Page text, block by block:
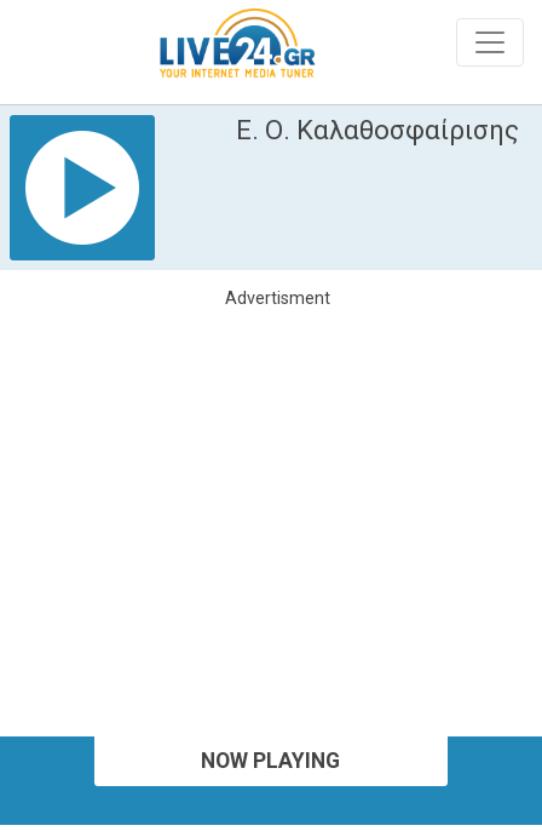
Ε. Ο. Καλαθοσφαίρισης
Advertisment
NOW PLAYING